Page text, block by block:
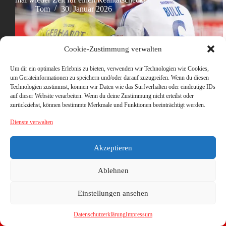
Cookie-Zustimmung verwalten
Um dir ein optimales Erlebnis zu bieten, verwenden wir Technologien wie Cookies,
um Geräteinformationen zu speichern und/oder darauf zuzugreifen. Wenn du diesen
Technologien zustimmst, können wir Daten wie das Surfverhalten oder eindeutige IDs
auf dieser Website verarbeiten. Wenn du deine Zustimmung nicht erteilst oder
zurückziehst, können bestimmte Merkmale und Funktionen beeinträchtigt werden.
Dienste verwalten
Akzeptieren
Ablehnen
Einstellungen ansehen
DatenschutzerklärungImpressum
Tom
30. Januar 2026